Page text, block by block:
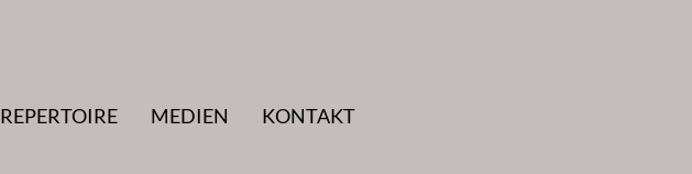
REPERTOIRE MEDIEN KONTAKT